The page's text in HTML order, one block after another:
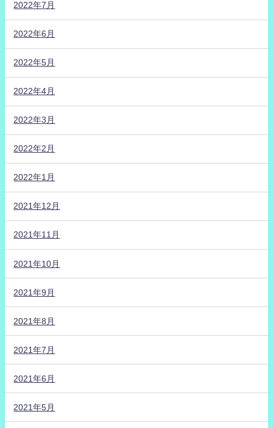
2022年7月
2022年6月
2022年5月
2022年4月
2022年3月
2022年2月
2022年1月
2021年12月
2021年11月
2021年10月
2021年9月
2021年8月
2021年7月
2021年6月
2021年5月